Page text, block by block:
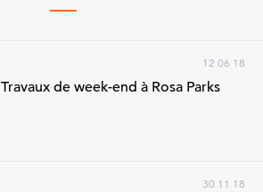
12 06 18
Travaux de week-end à Rosa Parks
30 11 18